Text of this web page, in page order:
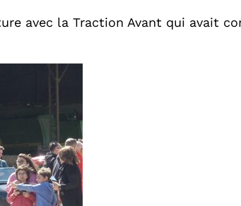
avec la Traction Avant qui avait